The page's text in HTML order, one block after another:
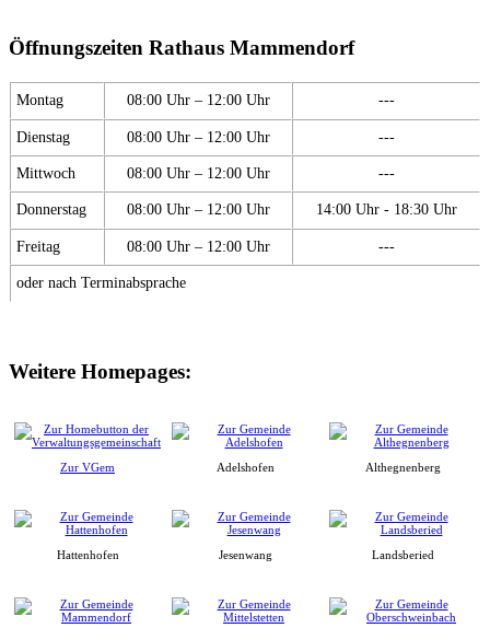
Öffnungszeiten Rathaus Mammendorf
Montag 08:00 Uhr – 12:00 Uhr ---
Dienstag 08:00 Uhr – 12:00 Uhr ---
Mittwoch 08:00 Uhr – 12:00 Uhr ---
Donnerstag 08:00 Uhr – 12:00 Uhr 14:00 Uhr - 18:30 Uhr
Freitag 08:00 Uhr – 12:00 Uhr ---
oder nach Terminabsprache
Weitere Homepages:
Zur VGem Adelshofen Althegnenberg
Hattenhofen Jesenwang Landsberied